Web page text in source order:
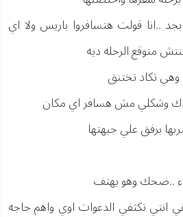
..انا قولت هتسافروا باريس ولا اي
متوقع الرحله ديه
تكاد تختنق
وشكلي مش هسافر اي مكان
برفق علي جبهتها
..ضحك وهو يهتف
تكثفي الدعوات اوي واهم حاجه